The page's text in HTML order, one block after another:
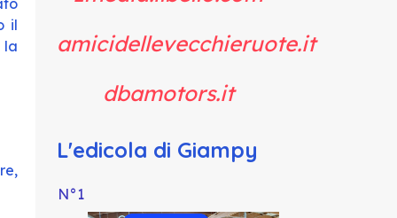
il
amicidellevecchieruote.it
dbamotors.it
L'edicola di Giampy
N°1